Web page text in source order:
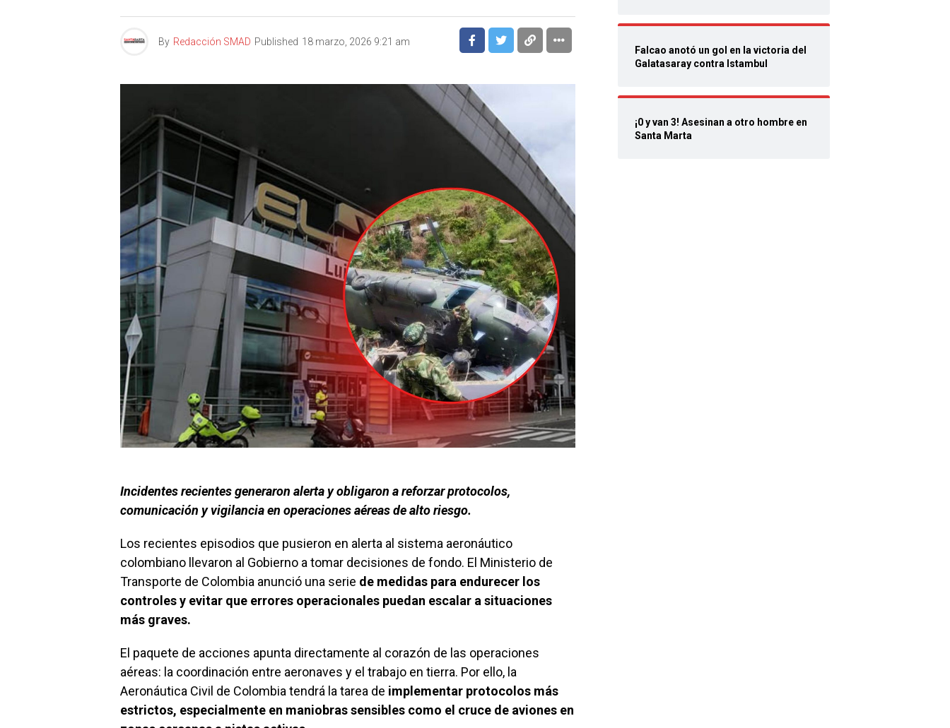
By Redacción SMAD Published 18 marzo, 2026 9:21 am
Incidentes recientes generaron alerta y obligaron a reforzar protocolos,
comunicación y vigilancia en operaciones aéreas de alto riesgo.
Los recientes episodios que pusieron en alerta al sistema aeronáutico
colombiano llevaron al Gobierno a tomar decisiones de fondo. El Ministerio de
Transporte de Colombia anunció una serie de medidas para endurecer los
controles y evitar que errores operacionales puedan escalar a situaciones
más graves.
El paquete de acciones apunta directamente al corazón de las operaciones
aéreas: la coordinación entre aeronaves y el trabajo en tierra. Por ello, la
Aeronáutica Civil de Colombia tendrá la tarea de implementar protocolos más
estrictos, especialmente en maniobras sensibles como el cruce de aviones en
Falcao anotó un gol en la victoria del
Galatasaray contra Istambul
¡0 y van 3! Asesinan a otro hombre en
Santa Marta